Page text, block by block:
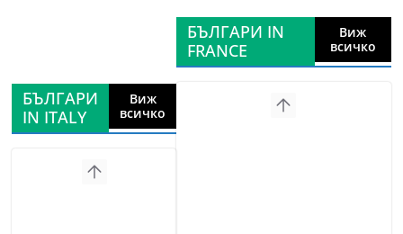
БЪЛГАРИ
IN ITALY
Виж
всичко
БЪЛГАРИ IN
FRANCE
Виж
всичко